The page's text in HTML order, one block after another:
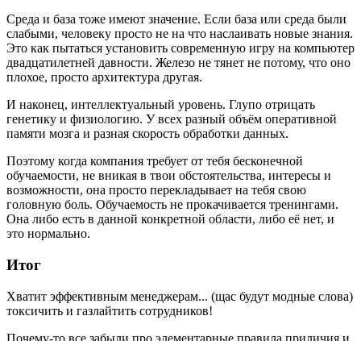
Среда и база тоже имеют значение. Если база или среда были
слабыми, человеку просто не на что наслаивать новые знания.
Это как пытаться установить современную игру на компьютер
двадцатилетней давности. Железо не тянет не потому, что оно
плохое, просто архитектура другая.
И наконец, интеллектуальный уровень. Глупо отрицать
генетику и физиологию. У всех разный объём оперативной
памяти мозга и разная скорость обработки данных.
Поэтому когда компания требует от тебя бесконечной
обучаемости, не вникая в твои обстоятельства, интересы и
возможности, она просто перекладывает на тебя свою
головную боль. Обучаемость не прокачивается тренингами.
Она либо есть в данной конкретной области, либо её нет, и
это нормально.
Итог
Хватит эффективным менеджерам... (щас будут модные слова)
токсичить и газлайтить сотрудников!
Почему-то все забыли про элементарные правила приличия и